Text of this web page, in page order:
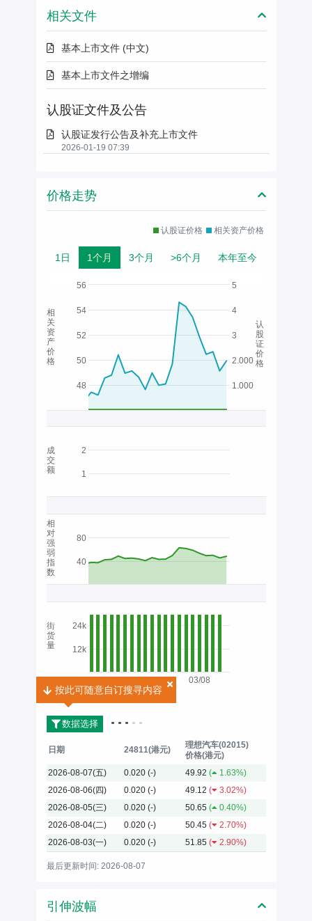
相关文件
基本上市文件 (中文)
基本上市文件之增编
认股证文件及公告
认股证发行公告及补充上市文件
2026-01-19 07:39
价格走势
认股证价格 相关资产价格
1日 1个月 3个月 >6个月 本年至今
03/08
48
50
52
54
56
1.000
2.000
3
4
5
1
2
40
80
12k
24k
2026
相
关
资
产
价
格
认
股
证
价
格
成
交
额
相
对
强
弱
指
数
街
货
量
数据选择
按此可随意自订搜寻内容
按此可随意自订搜寻内容
日期 24811(港元)
理想汽车(02015)
价格(港元)
2026-08-07(五)
0.020 (-) 49.92 (
1.63%)
2026-08-06(四)
0.020 (-) 49.12 (
3.02%)
2026-08-05(三)
0.020 (-) 50.65 (
0.40%)
2026-08-04(二)
0.020 (-) 50.45 (
2.70%)
2026-08-03(一)
0.020 (-) 51.85 ( 2.90%)
最后更新时间: 2026-08-07
引伸波幅